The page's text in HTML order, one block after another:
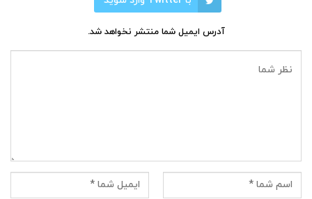
آدرس ایمیل شما منتشر نخواهد شد.